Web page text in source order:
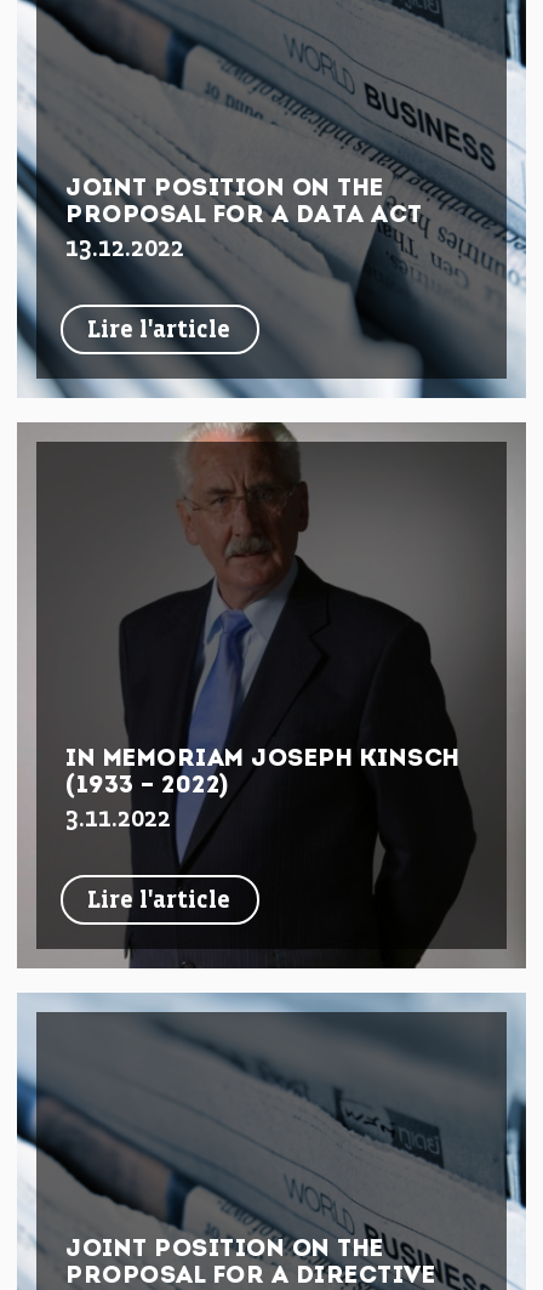
JOINT POSITION ON THE
PROPOSAL FOR A DATA ACT
Lire l'article
13.12.2022
IN MEMORIAM JOSEPH KINSCH
(1933 – 2022)
Lire l'article
3.11.2022
JOINT POSITION ON THE
PROPOSAL FOR A DIRECTIVE